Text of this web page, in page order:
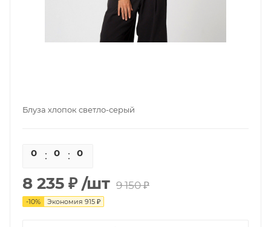
Блуза хлопок светло-серый
0 0 0
8 235 ₽ /шт 9 150 ₽
-10% Экономия 915 ₽